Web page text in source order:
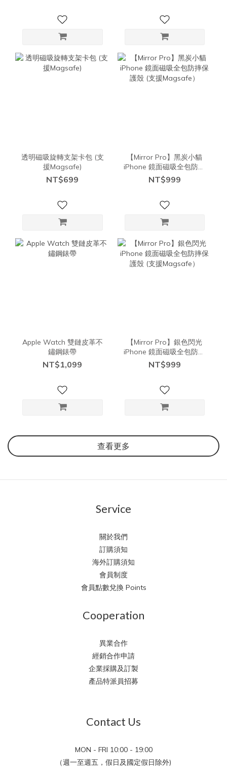
透明磁吸旋轉支架卡包 (支
援Magsafe)
NT$699
【Mirror Pro】黑炭小貓
iPhone 鏡面磁吸全包防摔
保護殼 (支援Magsafe）
NT$999
Apple Watch 雙鏈皮革不
鏽鋼錶帶
NT$1,099
【Mirror Pro】銀色閃光
iPhone 鏡面磁吸全包防摔
保護殼 (支援Magsafe）
NT$999
查看更多
Service
關於我們
訂購須知
海外訂購須知
會員制度
會員點數兌換 Points
Cooperation
異業合作
經銷合作申請
企業採購及訂製
產品特派員招募
Contact Us
MON - FRI 10:00 - 19:00
（週一至週五，假日及國定假日除外)